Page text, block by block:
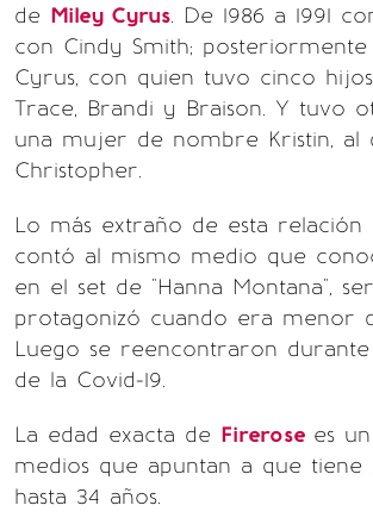
de Miley Cyrus. De 1986 a 1991
con Cindy Smith; posteriormente
Cyrus, con quien tuvo cinco
Trace, Brandi y Braison. Y tuvo
una mujer de nombre Kristin, al
Christopher.
Lo más extraño de esta relación
contó al mismo medio que
en el set de "Hanna Montana",
protagonizó cuando era menor
Luego se reencontraron
de la Covid-19.
La edad exacta de Firerose es
medios que apuntan a que
hasta 34 años.